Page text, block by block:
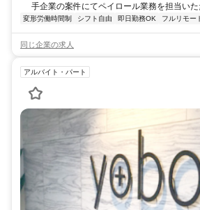
手企業の案件にてペイロール業務を担当いた
変形労働時間制 シフト自由 即日勤務OK フルリモー
同じ企業の求人
アルバイト・パート